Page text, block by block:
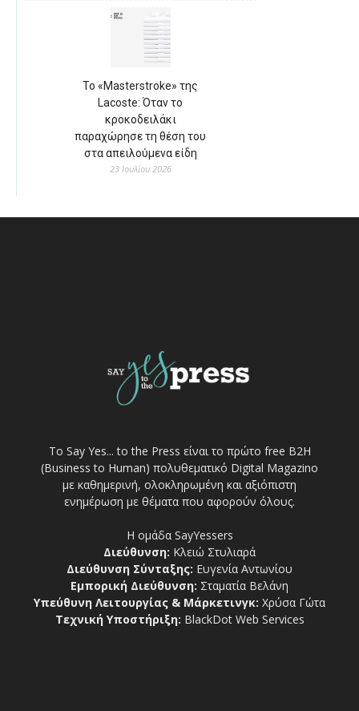
Το «Masterstroke» της
Lacoste: Όταν το
κροκοδειλάκι
παραχώρησε τη θέση του
στα απειλούμενα είδη
23 Ιουλίου 2026
Το Say Yes... to the Press είναι το πρώτο free Β2Η
(Business to Human) πολυθεματικό Digital Magazino
με καθημερινή, ολοκληρωμένη και αξιόπιστη
ενημέρωση με θέματα που αφορούν όλους.
Η ομάδα SayYessers
Διεύθυνση: Κλειώ Στυλιαρά
Διεύθυνση Σύνταξης: Ευγενία Αντωνίου
Εμπορική Διεύθυνση: Σταματία Βελάνη
Υπεύθυνη Λειτουργίας & Μάρκετινγκ: Χρύσα Γώτα
Τεχνική Υποστήριξη: BlackDot Web Services